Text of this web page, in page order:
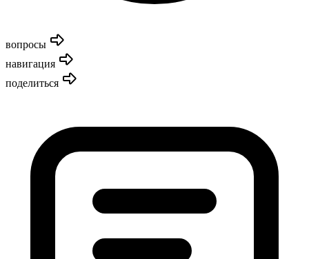
вопросы
навигация
поделиться